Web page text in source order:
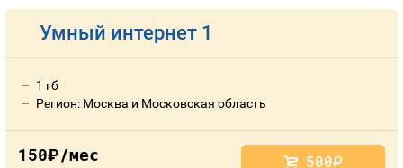
Умный интернет 1
1 гб
Регион: Москва и Московская область
150руб./мес 500руб.